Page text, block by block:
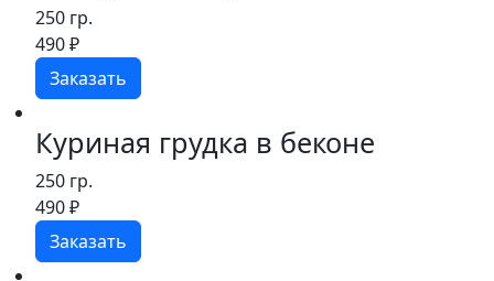
250 гр.
490₽
Заказать
Куриная грудка в беконе
250 гр.
490₽
Заказать